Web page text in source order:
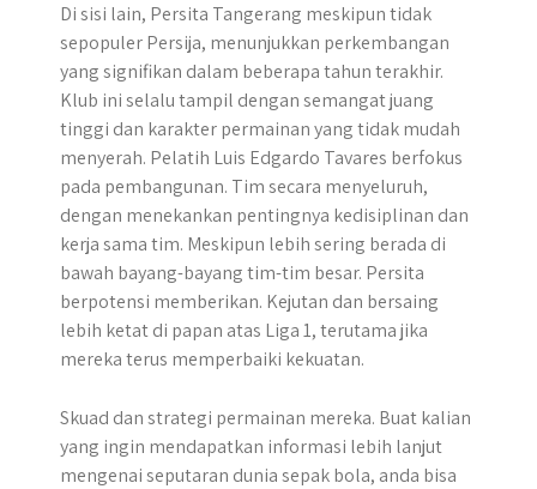
Di sisi lain, Persita Tangerang meskipun tidak
sepopuler Persija, menunjukkan perkembangan
yang signifikan dalam beberapa tahun terakhir.
Klub ini selalu tampil dengan semangat juang
tinggi dan karakter permainan yang tidak mudah
menyerah. Pelatih Luis Edgardo Tavares berfokus
pada pembangunan. Tim secara menyeluruh,
dengan menekankan pentingnya kedisiplinan dan
kerja sama tim. Meskipun lebih sering berada di
bawah bayang-bayang tim-tim besar. Persita
berpotensi memberikan. Kejutan dan bersaing
lebih ketat di papan atas Liga 1, terutama jika
mereka terus memperbaiki kekuatan.
Skuad dan strategi permainan mereka. Buat kalian
yang ingin mendapatkan informasi lebih lanjut
mengenai seputaran dunia sepak bola, anda bisa